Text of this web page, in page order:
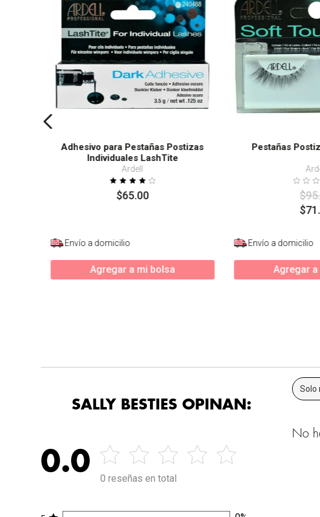
Adhesivo para Pestañas Postizas
Individuales LashTite
Ardell
$65.00
Envío a domicilio
Agregar a mi bolsa
Pestañas
$95.
$71.
Envío a domicilio
Agregar
SALLY BESTIES OPINAN:
0.0
0 reseñas en total
Solo
No